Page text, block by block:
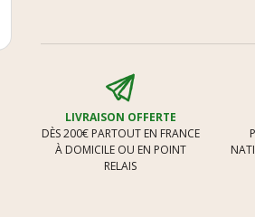
LIVRAISON OFFERTE
DÈS 200€ PARTOUT EN FRANCE
À DOMICILE OU EN POINT
RELAIS